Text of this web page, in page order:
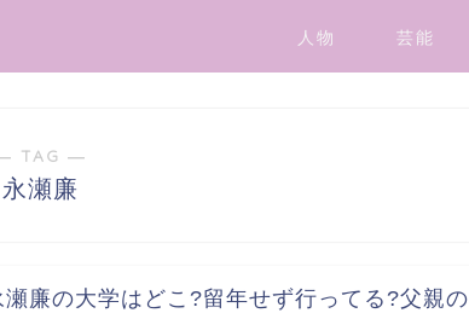
人物 芸能
TAG ―
永瀬廉
瀬廉の大学はどこ?留年せず行ってる?父親の